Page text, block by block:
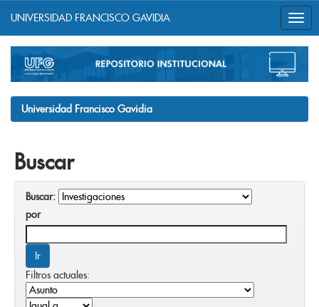
navigation
UNIVERSIDAD FRANCISCO GAVIDIA
Universidad Francisco Gavidia
Buscar
Buscar:
por
Filtros actuales: